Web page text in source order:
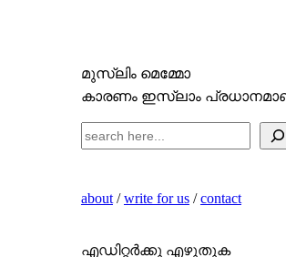
മുസ്ലിം മെമ്മോ
കാരണം ഇസ്ലാം
S
r
h
about/write for us/contact
എഡിറ്റർക്കു എഴുതുക